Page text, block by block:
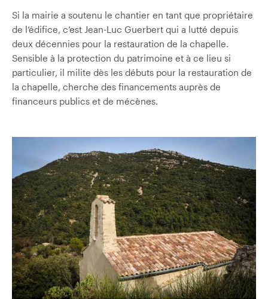
Si la mairie a soutenu le chantier en tant que propriétaire
de l’édifice, c’est Jean-Luc Guerbert qui a lutté depuis
deux décennies pour la restauration de la chapelle.
Sensible à la protection du patrimoine et à ce lieu si
particulier, il milite dès les débuts pour la restauration de
la chapelle, cherche des financements auprès de
financeurs publics et de mécènes.